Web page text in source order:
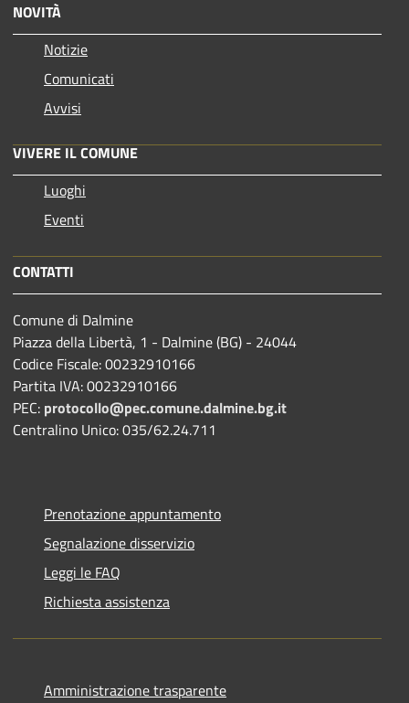
NOVITÀ
Notizie
Comunicati
Avvisi
VIVERE IL COMUNE
Luoghi
Eventi
CONTATTI
Comune di Dalmine
Piazza della Libertà, 1 - Dalmine (BG) - 24044
Codice Fiscale: 00232910166
Partita IVA: 00232910166
PEC: protocollo@pec.comune.dalmine.bg.it
Centralino Unico: 035/62.24.711
Prenotazione appuntamento
Segnalazione disservizio
Leggi le FAQ
Richiesta assistenza
Amministrazione trasparente